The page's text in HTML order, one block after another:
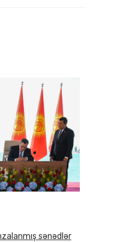
sənədlər